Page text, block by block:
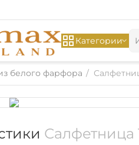
Категории
белого фарфора /
Салфетница